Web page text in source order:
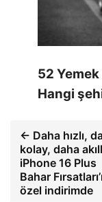
52
Hangi
← Daha hızlı,
kolay, daha
iPhone 16 Plus
Bahar
özel indirimde